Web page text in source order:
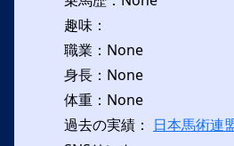
趣味：
職業：None
身長：None
体重：None
過去の実績： 日本馬術連